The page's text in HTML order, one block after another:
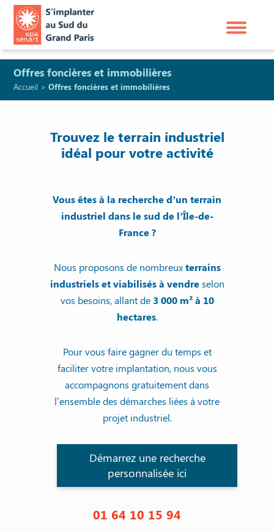
Offres foncières et immobilières
Accueil >Offres foncières et immobilières
Trouvez le terrain industriel
idéal pour votre activité
Vous êtes à la recherche d’un terrain
industriel dans le sud de l’Île-de-
France ?
Nous proposons de nombreuxterrains
industriels et viabilisés à vendreselon
vos besoins, allant de 3 000 m² à 10
hectares.
Pour vous faire gagner du temps et
faciliter votre implantation, nous vous
accompagnons gratuitement dans
l’ensemble des démarches liées à votre
projet industriel.
Démarrez une recherche
personnalisée ici
01 64 10 15 94